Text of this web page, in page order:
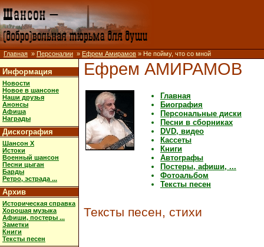
Главная » Персоналии » Ефрем Амирамов » Не пойму, что со мной
Информация
Новости
Новое в шансоне
Наши друзья
Анонсы
Афиша
Награды
Дискография
Шансон X
Истоки
Военный шансон
Песни цыган
Барды
Ретро, эстрада ...
Архив
Историческая справка
Хорошая музыка
Афиши, постеры ...
Заметки
Книги
Тексты песен
Ефрем АМИРАМОВ
Главная
Биография
Персональные диски
Песни в сборниках
DVD, видео
Кассеты
Книги
Автографы
Постеры, афиши, ...
Фотоальбом
Тексты песен
Тексты песен, стихи